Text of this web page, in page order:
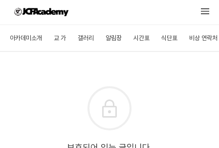
아카데미소개 교 가 갤러리 알림장 시간표 식단표 비상 연락처